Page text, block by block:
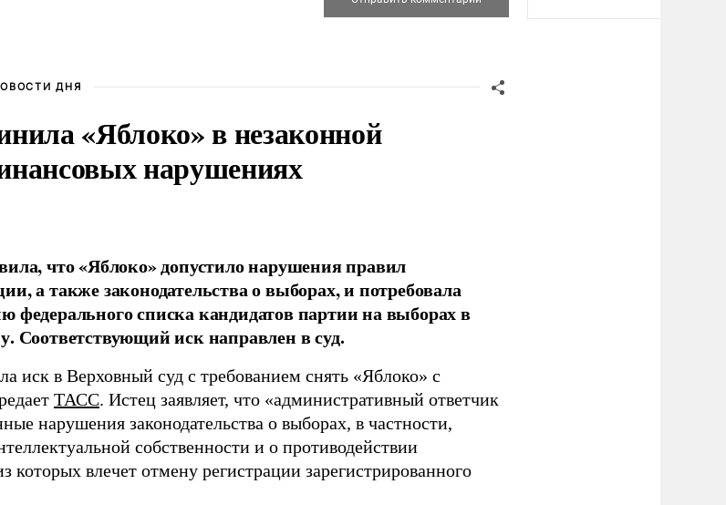
ДНЯ
«Яблоко» в незаконной
нарушениях
что «Яблоко» допустило нарушения правил
а также законодательства о выборах, и потребовала
федерального списка кандидатов партии на выборах в
Соответствующий иск направлен в суд.
иск в Верховный суд с требованием снять «Яблоко» с
ТАСС. Истец заявляет, что «административный ответчик
нарушения законодательства о выборах, в частности,
собственности и о противодействии
которых влечет отмену регистрации зарегистрированного